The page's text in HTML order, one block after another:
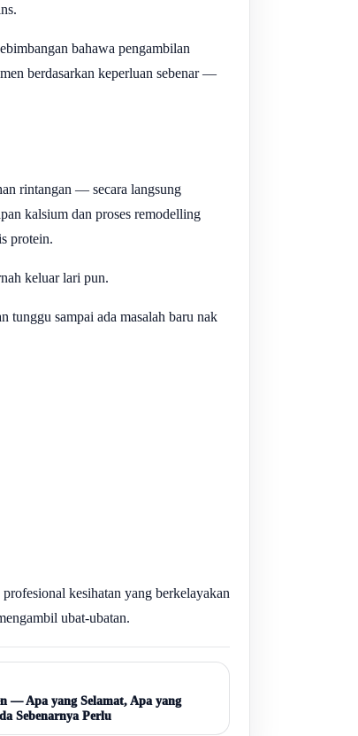
bahawa pengambilan
berdasarkan keperluan sebenar —
rintangan — secara langsung
kalsium dan proses remodelling
protein.
keluar lari pun.
tunggu sampai ada masalah baru nak
kesihatan yang berkelayakan
ubat-ubatan.
— Apa yang Selamat, Apa yang
Sebenarnya Perlu